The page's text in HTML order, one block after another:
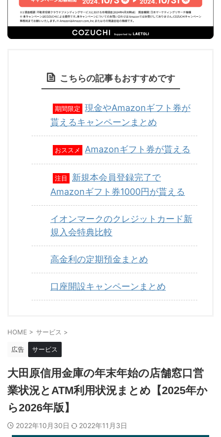
こちらの記事もおすすめです
期間限定
現金やAmazonギフト券が
貰えるキャンペーンまとめ
おススメ Amazonギフト券が貰える
注目
新規本会員登録完了で
Amazonギフト券1000円が貰える
イオンマークのクレジットカード新
規入会特典比較
高金利の定期預金まとめ
口座開設キャンペーンまとめ
HOME > サービス >
広告 サービス
大田原信用金庫の年末年始の店舗窓口営
業状況とATM利用状況まとめ【2025年か
ら2026年版】
2022年10月30日 2022年11月3日